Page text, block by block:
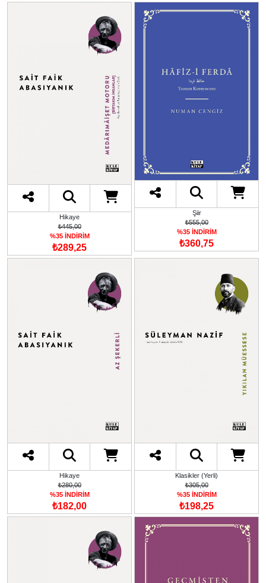
Hikaye
₺445,00
%35 İNDİRİM
₺289,25
Şiir
₺555,00
%35 İNDİRİM
₺360,75
Hikaye
₺280,00
%35 İNDİRİM
₺182,00
Klasikler (Yerli)
₺305,00
%35 İNDİRİM
₺198,25